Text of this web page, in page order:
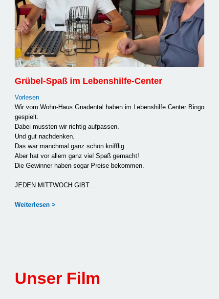
Grübel-Spaß im Lebenshilfe-Center
Vor­le­sen
Wir vom Wohn-Haus Gna­den­tal haben im Lebens­hil­fe Cen­ter Bin­go
gespielt.
Dabei muss­ten wir rich­tig auf­pas­sen.
Und gut nach­den­ken.
Das war manch­mal ganz schön kniff­lig.
Aber hat vor allem ganz viel Spaß gemacht!
Die Gewin­ner haben sogar Prei­se bekom­men.
JEDEN MITT­WOCH GIBT…
Wei­ter­le­sen >
Unser Film